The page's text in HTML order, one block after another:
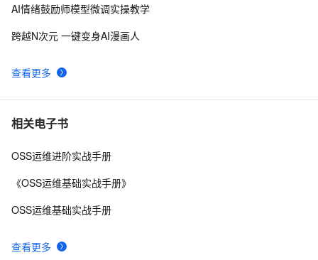
查看更多
AI情绪鼓励师模型微调实操教学
跨越N次元 一键变身AI漫画人
相关电子书
查看更多
OSS运维进阶实战手册
《OSS运维基础实战手册》
OSS运维基础实战手册